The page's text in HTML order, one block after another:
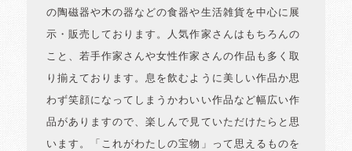
の陶磁器や木の器などの食器や生活雑貨を中心に展
示・販売しております。人気作家さんはもちろんの
こと、若手作家さんや女性作家さんの作品も多く取
り揃えております。息を飲むように美しい作品か思
わず笑顔になってしまうかわいい作品など幅広い作
品がありますので、楽しんで見ていただけたらと思
います。「これがわたしの宝物」って思えるものを